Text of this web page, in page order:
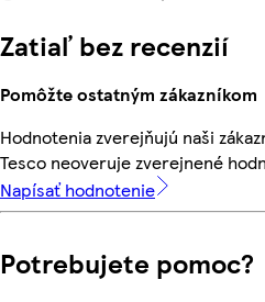
Zatiaľ bez recenzií
Pomôžte ostatným zákazníkom
Hodnotenia zverejňujú naši
Tesco neoveruje zverejnené
Napísať hodnotenie
Potrebujete pomoc?